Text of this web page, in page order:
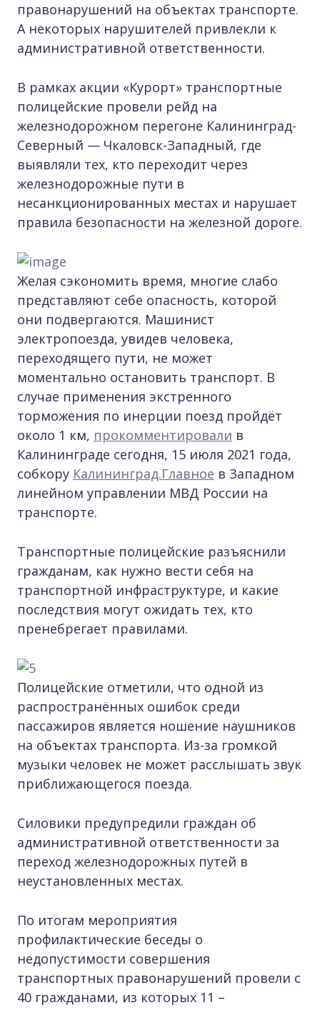
правонарушений на объектах транспорте.
А некоторых нарушителей привлекли к
административной ответственности.
В рамках акции «Курорт» транспортные
полицейские провели рейд на
железнодорожном перегоне Калининград-
Северный — Чкаловск-Западный, где
выявляли тех, кто переходит через
железнодорожные пути в
несанкционированных местах и нарушает
правила безопасности на железной дороге.
Желая сэкономить время, многие слабо
представляют себе опасность, которой
они подвергаются. Машинист
электропоезда, увидев человека,
переходящего пути, не может
моментально остановить транспорт. В
случае применения экстренного
торможения по инерции поезд пройдёт
около 1 км, прокомментировали в
Калининграде сегодня, 15 июля 2021 года,
собкору Калининград.Главное в Западном
линейном управлении МВД России на
транспорте.
Транспортные полицейские разъяснили
гражданам, как нужно вести себя на
транспортной инфраструктуре, и какие
последствия могут ожидать тех, кто
пренебрегает правилами.
Полицейские отметили, что одной из
распространённых ошибок среди
пассажиров является ношение наушников
на объектах транспорта. Из-за громкой
музыки человек не может расслышать звук
приближающегося поезда.
Силовики предупредили граждан об
административной ответственности за
переход железнодорожных путей в
неустановленных местах.
По итогам мероприятия
профилактические беседы о
недопустимости совершения
транспортных правонарушений провели с
40 гражданами, из которых 11 –